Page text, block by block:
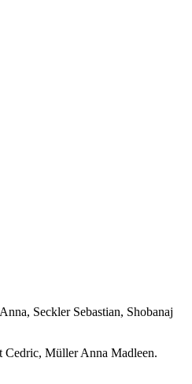
Seckler Sebastian, Shobanaj
Müller Anna Madleen.